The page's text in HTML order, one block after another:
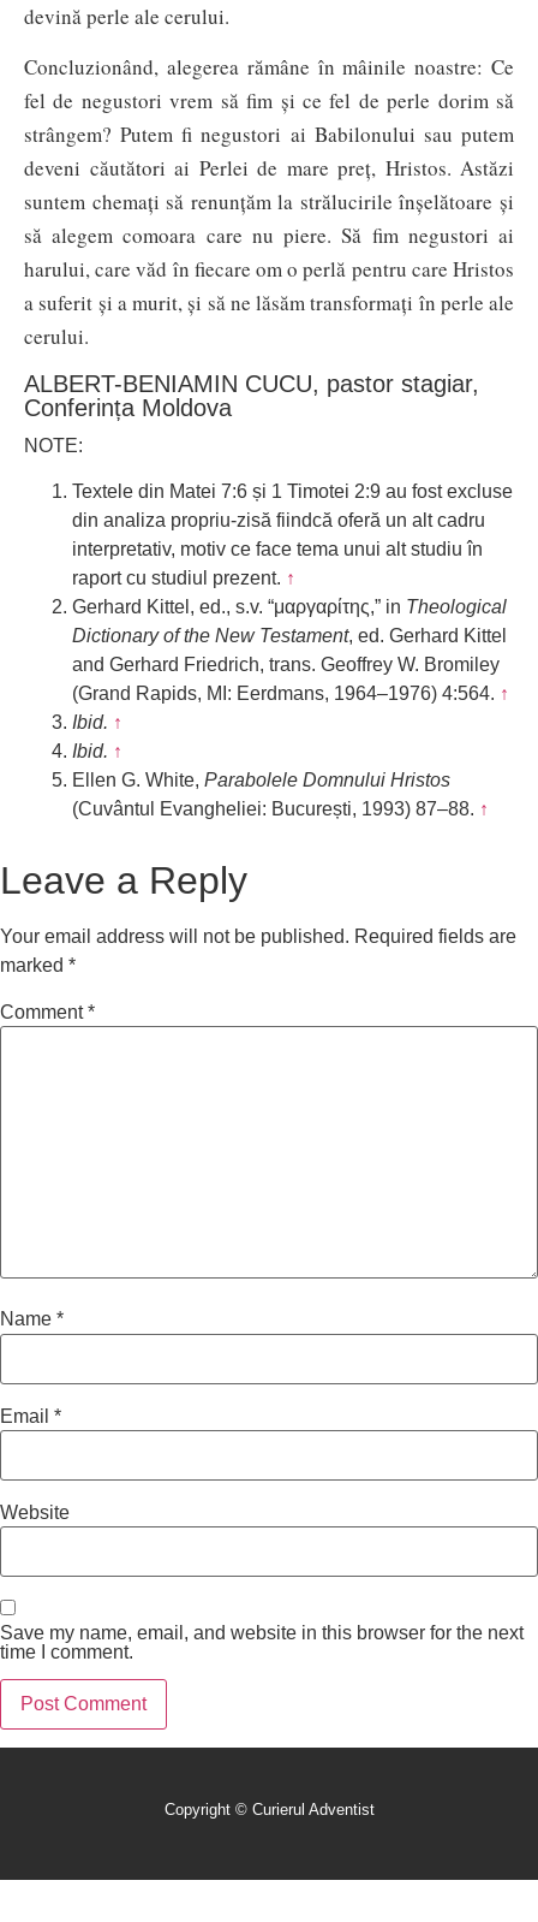
devină perle ale cerului.
Concluzionând, alegerea rămâne în mâinile noastre: Ce
fel de negustori vrem să fim și ce fel de perle dorim să
strângem? Putem fi negustori ai Babilonului sau putem
deveni căutători ai Perlei de mare preț, Hristos. Astăzi
suntem chemați să renunțăm la strălucirile înșelătoare și
să alegem comoara care nu piere. Să fim negustori ai
harului, care văd în fiecare om o perlă pentru care Hristos
a suferit și a murit, și să ne lăsăm transformați în perle ale
cerului.
ALBERT-BENIAMIN CUCU, pastor stagiar,
Conferința Moldova
NOTE:
Textele din Matei 7:6 și 1 Timotei 2:9 au fost excluse
din analiza propriu-zisă fiindcă oferă un alt cadru
interpretativ, motiv ce face tema unui alt studiu în
raport cu studiul prezent. ↑
Gerhard Kittel, ed., s.v. “μαργαρίτης,” in Theological
Dictionary of the New Testament, ed. Gerhard Kittel
and Gerhard Friedrich, trans. Geoffrey W. Bromiley
(Grand Rapids, MI: Eerdmans, 1964–1976) 4:564. ↑
Ibid. ↑
Ibid. ↑
Ellen G. White, Parabolele Domnului Hristos
(Cuvântul Evangheliei: București, 1993) 87–88. ↑
Leave a Reply
Your email address will not be published. Required fields are
marked *
Comment*
Name *
Email *
Website
Save my name, email, and website in this browser for the next
time I comment.
Copyright © Curierul Adventist